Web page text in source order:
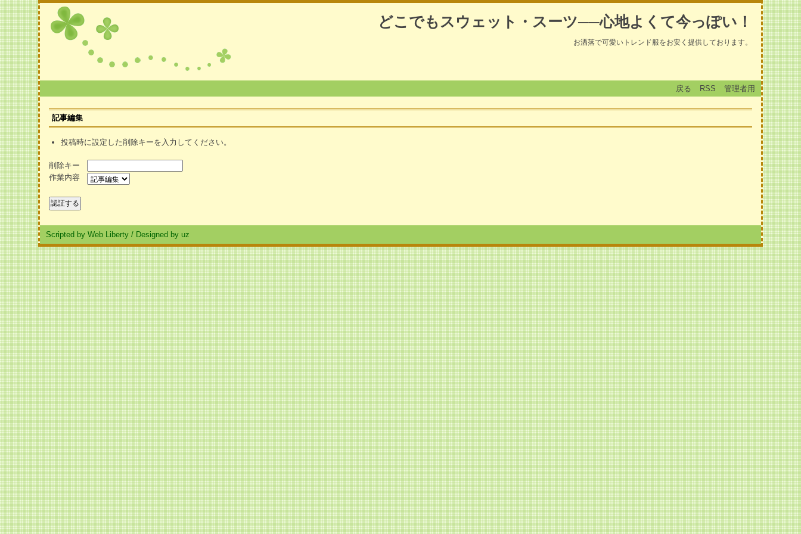
どこでもスウェット・スーツ──心地よくて今っぽい！
お洒落で可愛いトレンド服をお安く提供しております。
戻る RSS 管理者用
記事編集
投稿時に設定した削除キーを入力してください。
削除キー
作業内容
Scripted by Web Liberty / Designed by uz